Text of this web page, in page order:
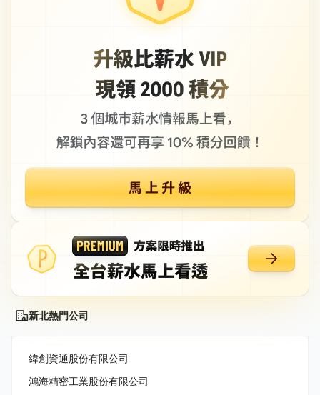
新北熱門公司
緯創資通股份有限公司
鴻海精密工業股份有限公司